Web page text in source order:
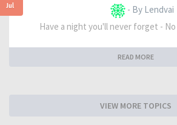
Jul
- By Lendvai
Have a night you'll never forget -
READ MORE
VIEW MORE TOPICS